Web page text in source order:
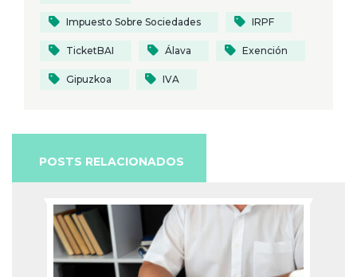
Impuesto Sobre Sociedades IRPF
TicketBAI Álava Exención
Gipuzkoa IVA
POSTS RELACIONADOS